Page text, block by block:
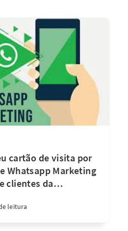
cartão de visita por
Whatsapp Marketing
clientes da…
leitura